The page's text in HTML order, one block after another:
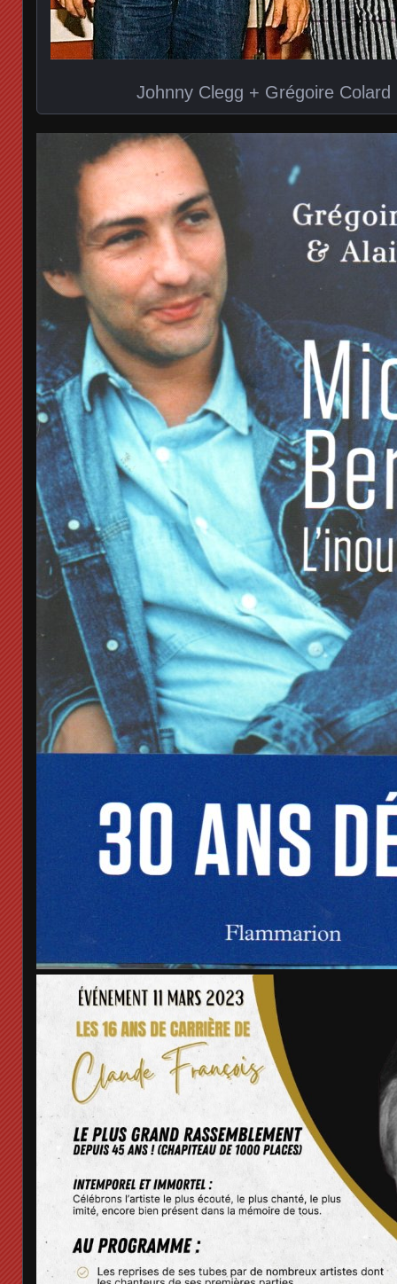
Johnny Clegg + Grégoire Colard